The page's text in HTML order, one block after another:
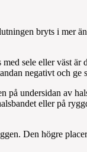
bryts i mer
sele eller väst är
negativt och ge
undersidan av
eller på
Den högre